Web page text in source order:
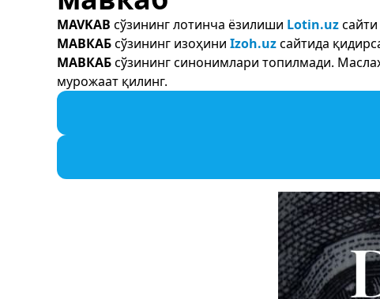
MAVKAB сўзининг лотинча ёзилиши Lotin.uz
МАВКАБсўзининг изоҳини Izoh.uzсайтида
МАВКАБсўзининг синонимлари топилмади.
мурожаат қилинг.